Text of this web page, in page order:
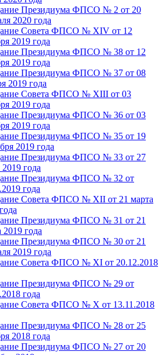
Президиума ФПСО № 2 от 20
2020 года
Совета ФПСО № XIV от 12
2019 года
Президиума ФПСО № 38 от 12
2019 года
Президиума ФПСО № 37 от 08
2019 года
Совета ФПСО № XIII от 03
2019 года
Президиума ФПСО № 36 от 03
2019 года
Президиума ФПСО № 35 от 19
2019 года
Президиума ФПСО № 33 от 27
года
Президиума ФПСО № 32 от
года
Совета ФПСО № XII от 21 марта
Президиума ФПСО № 31 от 21
2019 года
Президиума ФПСО № 30 от 21
2019 года
Совета ФПСО № XI от 20.12.2018
Президиума ФПСО № 29 от
года
Совета ФПСО № X от 13.11.2018
Президиума ФПСО № 28 от 25
2018 года
Президиума ФПСО № 27 от 20